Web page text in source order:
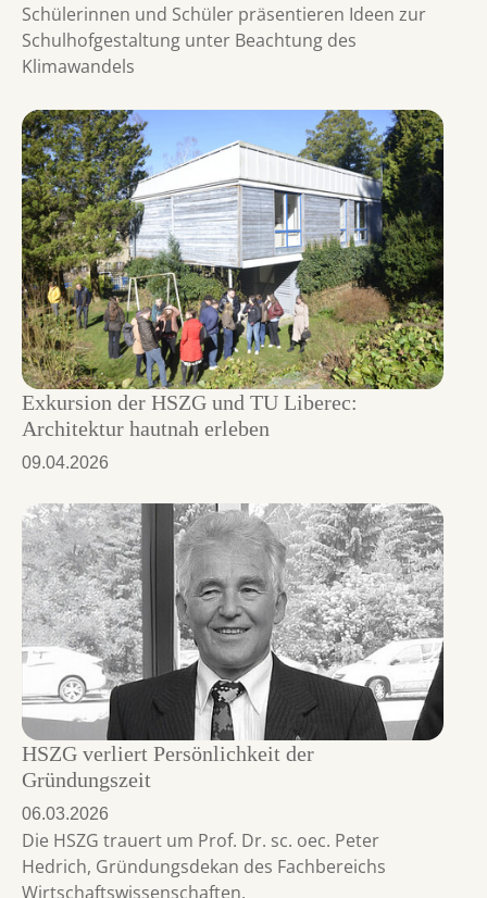
Schülerinnen und Schüler präsentieren Ideen zur
Schulhofgestaltung unter Beachtung des
Klimawandels
Exkursion der HSZG und TU Liberec:
Architektur hautnah erleben
09.04.2026
HSZG verliert Persönlichkeit der
Gründungszeit
06.03.2026
Die HSZG trauert um Prof. Dr. sc. oec. Peter
Hedrich, Gründungsdekan des Fachbereichs
Wirtschaftswissenschaften.